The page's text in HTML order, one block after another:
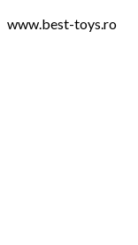
www.best-toys.ro